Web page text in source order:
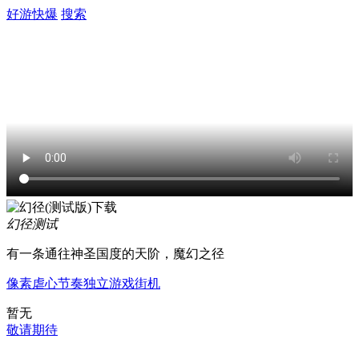
好游快爆 搜索
幻径测试
有一条通往神圣国度的天阶，魔幻之径
像素虐心节奏独立游戏街机
暂无
敬请期待